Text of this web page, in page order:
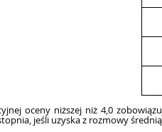
oceny niższej niż 4,0
jeśli uzyska z rozmowy